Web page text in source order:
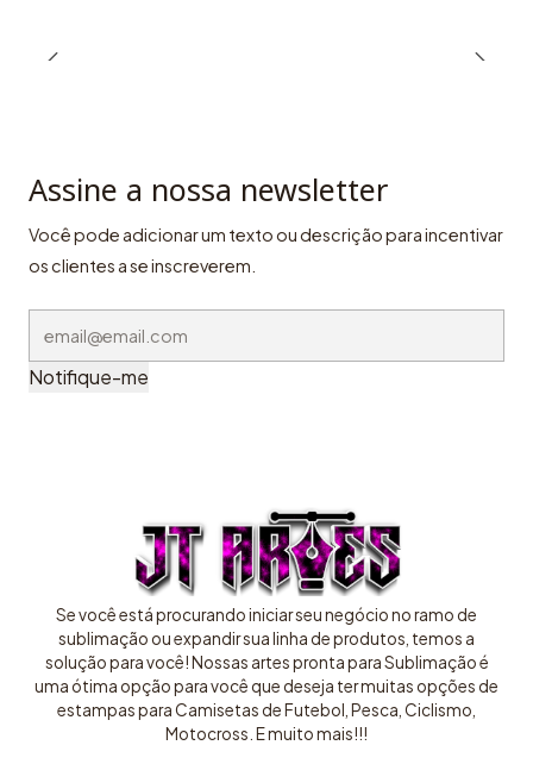
Assine a nossa newsletter
Você pode adicionar um texto ou descrição para incentivar
os clientes a se inscreverem.
Notifique-me
Se você está procurando iniciar seu negócio no ramo de
sublimação ou expandir sua linha de produtos, temos a
solução para você! Nossas artes pronta para Sublimação é
uma ótima opção para você que deseja ter muitas opções de
estampas para Camisetas de Futebol, Pesca, Ciclismo,
Motocross. E muito mais!!!